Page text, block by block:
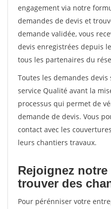
engagement via notre
demandes de devis et
demande validée, vous
devis enregistrées depuis
tous les partenaires du
Toutes les demandes
service Qualité avant la
processus qui permet de
demande de devis. Vous
contact avec les
leurs chantiers travaux.
Rejoignez
trouver des
Pour pérénniser votre